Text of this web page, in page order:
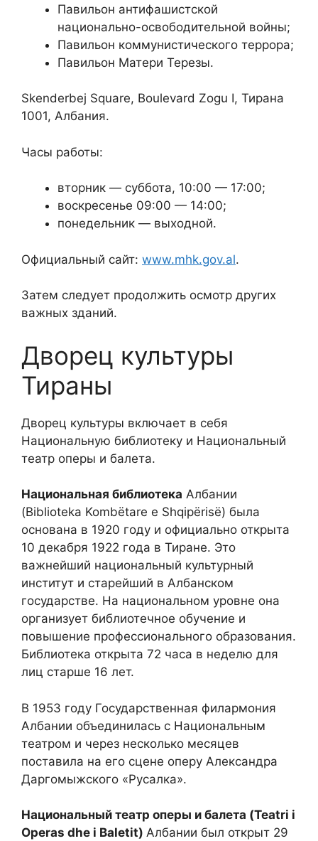
Павильон антифашистской
национально-освободительной войны;
Павильон коммунистического террора;
Павильон Матери Терезы.
Skenderbej Square, Boulevard Zogu I, Тирана
1001, Албания.
Часы работы:
вторник — суббота, 10:00 — 17:00;
воскресенье 09:00 — 14:00;
понедельник — выходной.
Официальный сайт: www.mhk.gov.al.
Затем следует продолжить осмотр других
важных зданий.
Дворец культуры
Тираны
Дворец культуры включает в себя
Национальную библиотеку и Национальный
театр оперы и балета.
Национальная библиотека Албании
(Biblioteka Kombëtare e Shqipërisë) была
основана в 1920 году и официально открыта
10 декабря 1922 года в Тиране. Это
важнейший национальный культурный
институт и старейший в Албанском
государстве. На национальном уровне она
организует библиотечное обучение и
повышение профессионального образования.
Библиотека открыта 72 часа в неделю для
лиц старше 16 лет.
В 1953 году Государственная филармония
Албании объединилась с Национальным
театром и через несколько месяцев
поставила на его сцене оперу Александра
Даргомыжского «Русалка».
Национальный театр оперы и балета (Teatri i
Operas dhe i Baletit) Албании был открыт 29